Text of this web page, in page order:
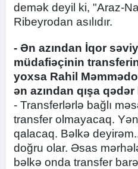
demək deyil ki, "Araz-
Ribeyrodan asılıdır.
- Ən azından İqor
müdafiəçinin
yoxsa Rahil
ən azından qışa
- Transferlərlə bağlı
transfer olmayacaq.
qalacaq. Bəlkə
doğru olar. Əsas
bəlkə onda transfer